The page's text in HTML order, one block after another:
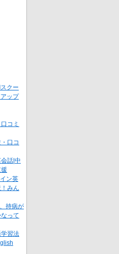
クー
ップ
コミ
口コ
話|中
ン英
みん
持病が
って
習法